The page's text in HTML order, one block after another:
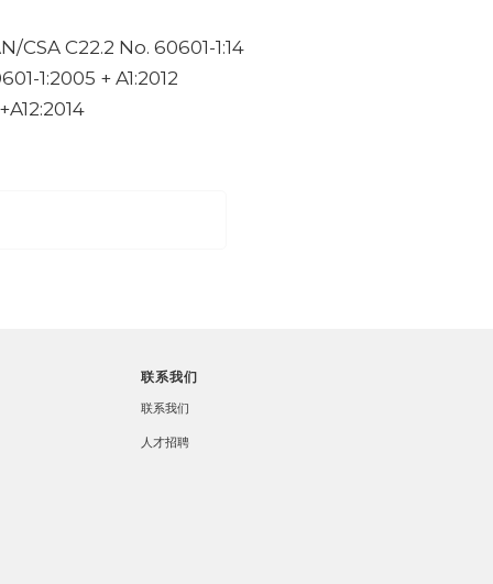
CSA C22.2 No. 60601-1:14
1:2005 + A1:2012
联系我们
联系我们
人才招聘